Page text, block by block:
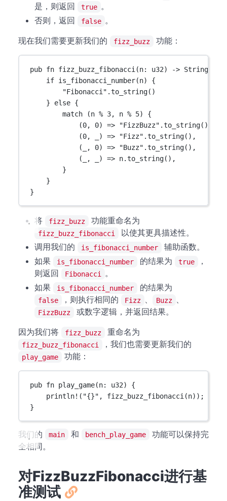
是，则返回
true 。
否则，返回
false 。
现在我们需要更新我们的
fizz_buzz 功能：
pub fn fizz_buzz_fibonacci (n: u32) -> String
if is_fibonacci_number(n) {
"Fibonacci" .to_string()
} else {
match (n % 3, n % 5) {
(0, 0) => "FizzBuzz" .to_string(),
(0, _) => "Fizz" .to_string(),
(_, 0) => "Buzz" .to_string(),
(_, _) => n.to_string(),
}
}
}
将 fizz_buzz 功能重命名为
fizz_buzz_fibonacci
以使其更具描述性。
调用我们的
is_fibonacci_number
辅助函数。
如果
is_fibonacci_number 的结果为 true
，
则返回
Fibonacci
。
如果
is_fibonacci_number 的结果为
false ，则执行相同的 Fizz 、 Buzz 、
FizzBuzz
或数字逻辑，并返回结果。
因为我们将
fizz_buzz 重命名为
fizz_buzz_fibonacci ，我们也需要更新我们的
play_game 功能：
pub fn play_game(n: u32) {
println! ( "{}" , fizz_buzz_fibonacci (n));
}
我们的 main 和 bench_play_game
功能可以保持完
全相同。
对FizzBuzzFibonacci进行基
准测试